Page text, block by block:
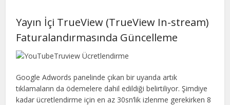
Yayın İçi TrueView (TrueView In-stream)
Faturalandırmasında Güncelleme
Google Adwords panelinde çıkan bir uyarıda artık
tıklamaların da ödemelere dahil edildiği belirtiliyor. Şimdiye
kadar ücretlendirme için en az 30sn’lik izlenme gerekirken 8